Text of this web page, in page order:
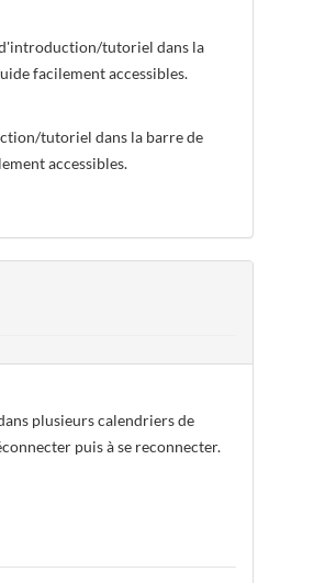
d'introduction/tutoriel dans la
facilement accessibles.
tutoriel dans la barre de
accessibles.
plusieurs calendriers de
puis à se reconnecter.